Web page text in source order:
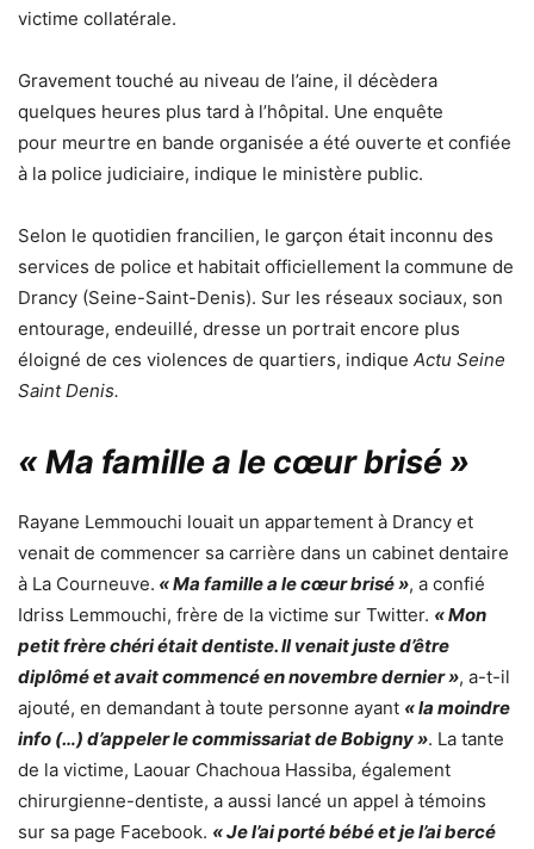
victime collatérale.
Gravement touché au niveau de l’aine, il décèdera
quelques heures plus tard à l’hôpital. Une enquête
pour meurtre en bande organisée a été ouverte et confiée
à la police judiciaire, indique le ministère public.
Selon le quotidien francilien, le garçon était inconnu des
services de police et habitait officiellement la commune de
Drancy (Seine-Saint-Denis). Sur les réseaux sociaux, son
entourage, endeuillé, dresse un portrait encore plus
éloigné de ces violences de quartiers, indique Actu Seine
Saint Denis.
« Ma famille a le cœur brisé »
Rayane Lemmouchi louait un appartement à Drancy et
venait de commencer sa carrière dans un cabinet dentaire
à La Courneuve. « Ma famille a le cœur brisé », a confié
Idriss Lemmouchi, frère de la victime sur Twitter. « Mon
petit frère chéri était dentiste. Il venait juste d’être
diplômé et avait commencé en novembre dernier », a-t-il
ajouté, en demandant à toute personne ayant « la moindre
info (…) d’appeler le commissariat de Bobigny ». La tante
de la victime, Laouar Chachoua Hassiba, également
chirurgienne-dentiste, a aussi lancé un appel à témoins
sur sa page Facebook. « Je l’ai porté bébé et je l’ai bercé